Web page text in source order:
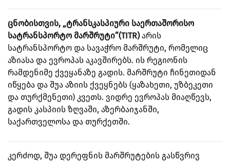
ცნობისთვის, „ტრანსკასპიური საერთაშორისო
სატრანსპორტო მარშრუტი“(TITR)არის
სატრანსპორტო და სავაჭრო მარშრუტი, რომელიც
აზიასა და ევროპას აკავშირებს. ის რეგიონის
რამდენიმე ქვეყანაზე გადის. მარშრუტი ჩინეთიდან
იწყება და შუა აზიის ქვეყნებს (ყაზახეთი, უზბეკეთი
და თურქმენეთი) კვეთს. ვიდრე ევროპას მიაღწევს,
გადის კასპიის ზღვაში, აზერბაიჯანში,
საქართველოსა და თურქეთში.
კერძოდ, შუა დერეფნის მარშრუტების გასწვრივ